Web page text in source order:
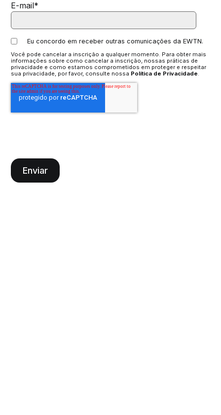
E-mail*
Eu concordo em receber outras comunicações da EWTN.
Você pode cancelar a inscrição a qualquer momento. Para obter mais
informações sobre como cancelar a inscrição, nossas práticas de
privacidade e como estamos comprometidos em proteger e respeitar
sua privacidade, por favor, consulte nossa Política de Privacidade.